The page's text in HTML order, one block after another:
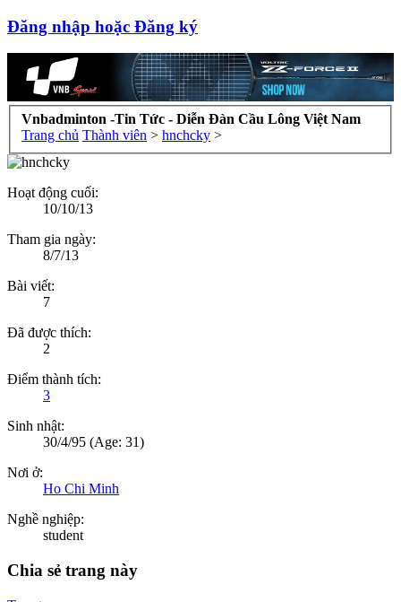
Đăng nhập hoặc Đăng ký
Vnbadminton -Tin Tức - Diễn Đàn Cầu Lông Việt Nam
Trang chủ Thành viên > hnchcky >
Hoạt động cuối:
10/10/13
Tham gia ngày:
8/7/13
Bài viết:
7
Đã được thích:
2
Điểm thành tích:
3
Sinh nhật:
30/4/95 (Age: 31)
Nơi ở:
Ho Chi Minh
Nghề nghiệp:
student
Chia sẻ trang này